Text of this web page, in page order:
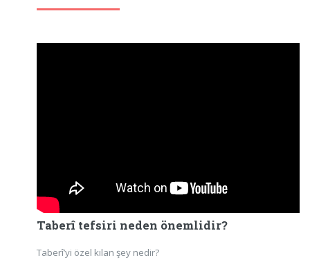
Taberî tefsiri neden önemlidir?
Taberî’yi özel kılan şey nedir?